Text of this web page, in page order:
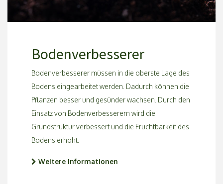
Bodenverbesserer
Bodenverbesserer müssen in die oberste Lage des
Bodens eingearbeitet werden. Dadurch können die
Pflanzen besser und gesünder wachsen. Durch den
Einsatz von Bodenverbesserern wird die
Grundstruktur verbessert und die Fruchtbarkeit des
Bodens erhöht.
Weitere Informationen